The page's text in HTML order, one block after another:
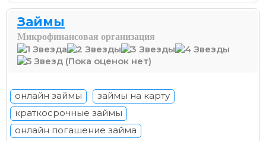
Займы
Микрофинансовая организация
(Пока оценок нет)
онлайн займы
займы на карту
краткосрочные займы
онлайн погашение займа